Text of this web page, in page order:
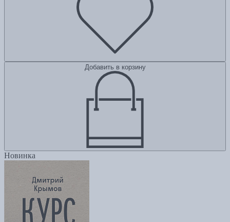
Добавить в корзину
Новинка